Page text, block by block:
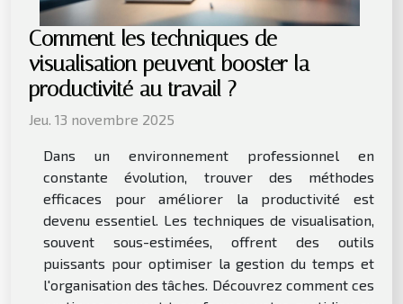
Comment les techniques de
visualisation peuvent booster la
productivité au travail ?
Jeu. 13 novembre 2025
Dans un environnement professionnel en
constante évolution, trouver des méthodes
efficaces pour améliorer la productivité est
devenu essentiel. Les techniques de visualisation,
souvent sous-estimées, offrent des outils
puissants pour optimiser la gestion du temps et
l'organisation des tâches. Découvrez comment ces